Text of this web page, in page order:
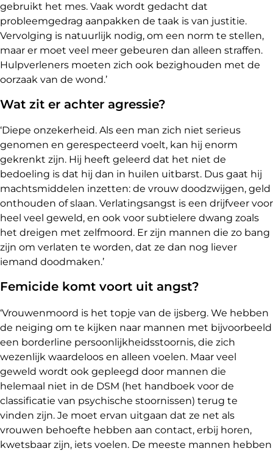
gebruikt het mes. Vaak wordt gedacht dat
probleemgedrag aanpakken de taak is van justitie.
Vervolging is natuurlijk nodig, om een norm te stellen,
maar er moet veel meer gebeuren dan alleen straffen.
Hulpverleners moeten zich ook bezighouden met de
oorzaak van de wond.’
Wat zit er achter agressie?
‘Diepe onzekerheid. Als een man zich niet serieus
genomen en gerespecteerd voelt, kan hij enorm
gekrenkt zijn. Hij heeft geleerd dat het niet de
bedoeling is dat hij dan in huilen uitbarst. Dus gaat hij
machtsmiddelen inzetten: de vrouw doodzwijgen, geld
onthouden of slaan. Verlatingsangst is een drijfveer voor
heel veel geweld, en ook voor subtielere dwang zoals
het dreigen met zelfmoord. Er zijn mannen die zo bang
zijn om verlaten te worden, dat ze dan nog liever
iemand doodmaken.’
Femicide komt voort uit angst?
‘Vrouwenmoord is het topje van de ijsberg. We hebben
de neiging om te kijken naar mannen met bijvoorbeeld
een borderline persoonlijkheidsstoornis, die zich
wezenlijk waardeloos en alleen voelen. Maar veel
geweld wordt ook gepleegd door mannen die
helemaal niet in de DSM (het handboek voor de
classificatie van psychische stoornissen) terug te
vinden zijn. Je moet ervan uitgaan dat ze net als
vrouwen behoefte hebben aan contact, erbij horen,
kwetsbaar zijn, iets voelen. De meeste mannen hebben